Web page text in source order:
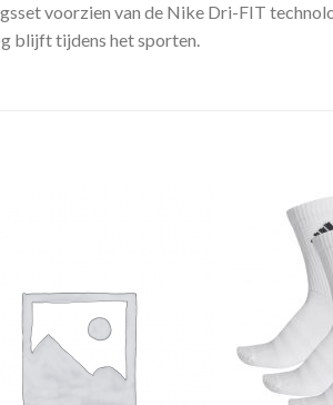
voorzien van de Nike Dri-FIT
blijft tijdens het sporten.